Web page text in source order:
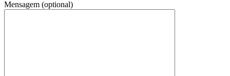
Mensagem (optional)